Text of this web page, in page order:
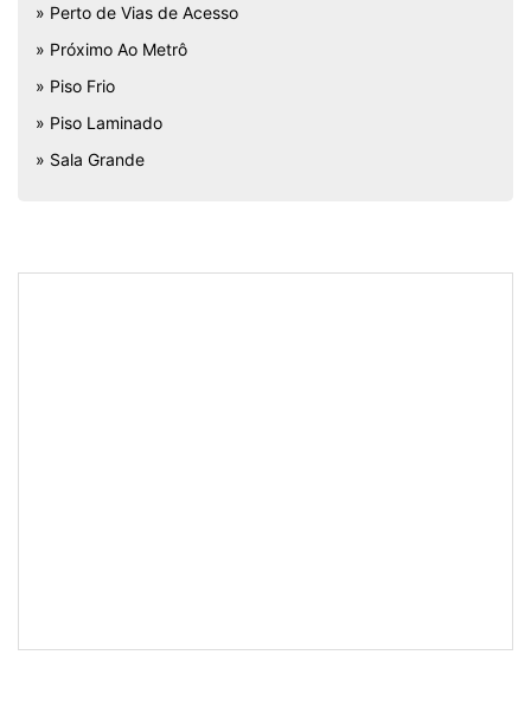
» Perto de Vias de Acesso
» Próximo Ao Metrô
» Piso Frio
» Piso Laminado
» Sala Grande